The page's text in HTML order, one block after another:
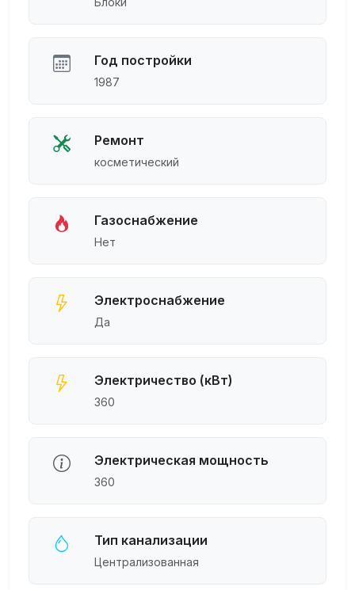
Год постройки
1987
Ремонт
косметический
Газоснабжение
Нет
Электроснабжение
Да
Электричество (кВт)
360
Электрическая мощность
360
Тип канализации
Централизованная